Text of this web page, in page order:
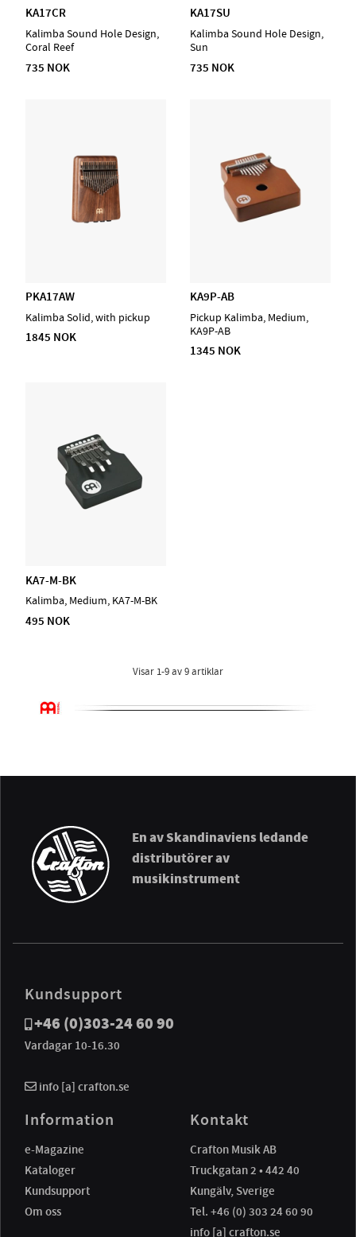
KA17CR
Kalimba Sound Hole Design,
Coral Reef
735 NOK
KA17SU
Kalimba Sound Hole Design,
Sun
735 NOK
PKA17AW
Kalimba Solid, with pickup
1845 NOK
KA9P-AB
Pickup Kalimba, Medium,
KA9P-AB
1345 NOK
KA7-M-BK
Kalimba, Medium, KA7-M-BK
495 NOK
Visar 1-9av9artiklar
En av Skandinaviens ledande
distributörer av
musikinstrument
Kundsupport
+46 (0)303-24 60 90
Vardagar 10-16.30
info [a] crafton.se
Information
e-Magazine
Kataloger
Kundsupport
Om oss
Kontakt
Crafton Musik AB
Truckgatan 2 • 442 40
Kungälv, Sverige
Tel. +46 (0) 303 24 60 90
info [a] crafton.se